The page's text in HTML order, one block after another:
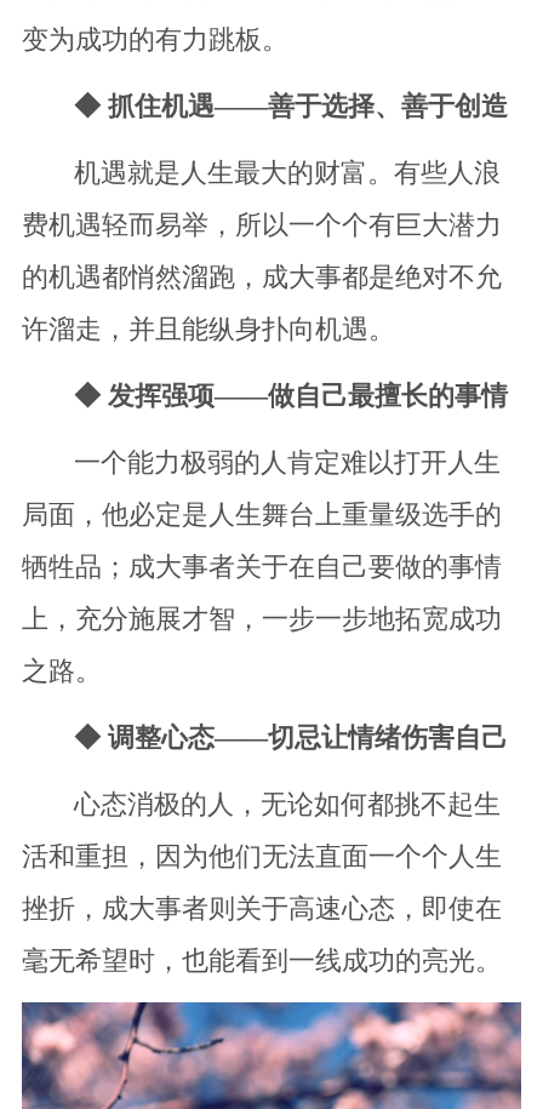
变为成功的有力跳板。
◆ 抓住机遇——善于选择、善于创造
机遇就是人生最大的财富。有些人浪
费机遇轻而易举，所以一个个有巨大潜力
的机遇都悄然溜跑，成大事都是绝对不允
许溜走，并且能纵身扑向机遇。
◆ 发挥强项——做自己最擅长的事情
一个能力极弱的人肯定难以打开人生
局面，他必定是人生舞台上重量级选手的
牺牲品；成大事者关于在自己要做的事情
上，充分施展才智，一步一步地拓宽成功
之路。
◆ 调整心态——切忌让情绪伤害自己
心态消极的人，无论如何都挑不起生
活和重担，因为他们无法直面一个个人生
挫折，成大事者则关于高速心态，即使在
毫无希望时，也能看到一线成功的亮光。